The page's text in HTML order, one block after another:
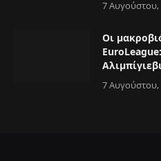
7 Αυγούστου,
Οι
7 Αυγούστου,